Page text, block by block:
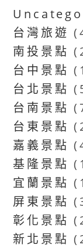
台灣旅遊
南投景點
台中景點
台北景點
台南景點
台東景點
嘉義景點
基隆景點
宜蘭景點
屏東景點
彰化景點
新北景點